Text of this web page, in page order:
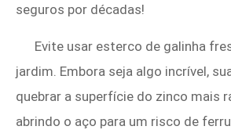
seguros por décadas!
Evite usar esterco de galinha
jardim. Embora seja algo incrível,
quebrar a superfície do zinco mais
abrindo o aço para um risco de